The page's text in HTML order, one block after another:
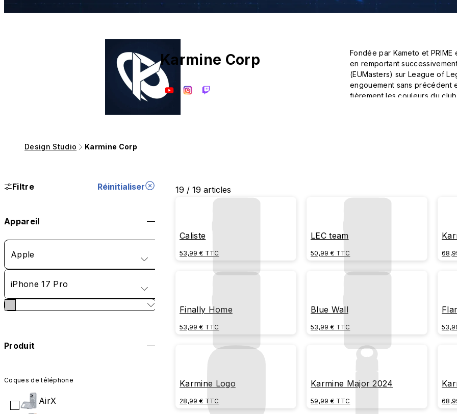
Karmine Corp
Fondée par Kameto et
en remportant
(EUMasters) sur League of
engouement sans précédent
fièrement les couleurs du
Design Studio Karmine Corp
Filtre Réinitialiser
Appareil
Apple
iPhone 17 Pro
Produit
Coques de téléphone
AirX
19 / 19 articles
Caliste
53,99 € TTC
LEC team
50,99 € TTC
Finally Home
53,99 € TTC
Blue Wall
53,99 € TTC
Karmine Logo
28,99 € TTC
Karmine Major 2024
59,99 € TTC